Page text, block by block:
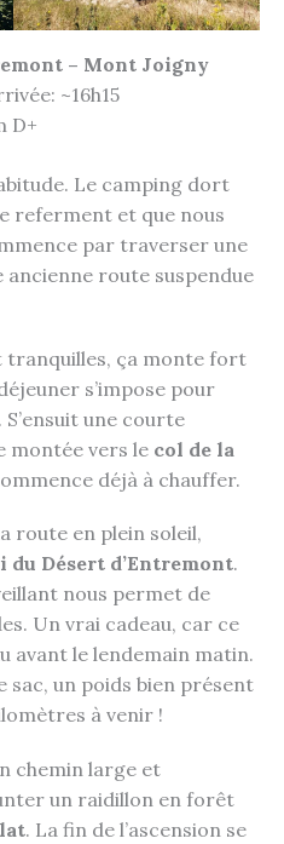
– Mont Joigny
~16h15
D+
Le camping dort
referment et que nous
par traverser une
route suspendue
tranquilles, ça monte fort
s’impose pour
une courte
montée vers le col de la
déjà à chauffer.
route en plein soleil,
du Désert d’Entremont.
nous permet de
Un vrai cadeau, car ce
avant le lendemain matin.
sac, un poids bien présent
à venir !
chemin large et
un raidillon en forêt
. La fin de l’ascension se